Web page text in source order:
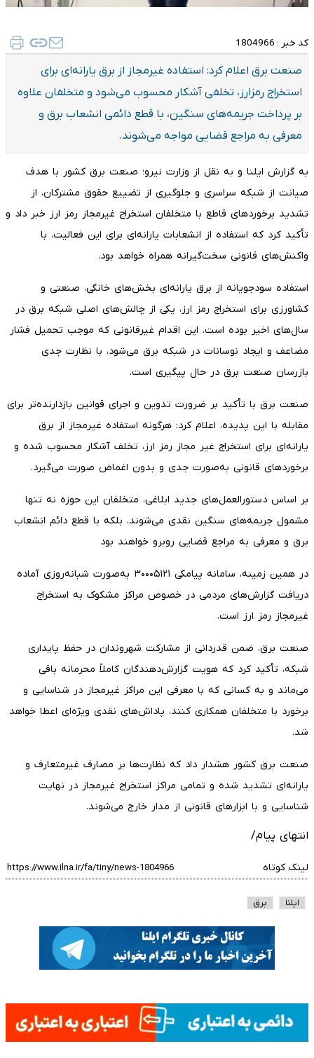
کد خبر : 1804966
صنعت برق اعلام کرد: استفاده غیرمجاز از برق یارانه‌ای برای
استخراج رمزارز، تخلفی آشکار محسوب می‌شود و متخلفان علاوه
بر پرداخت جریمه‌های سنگین، با قطع دائمی انشعاب برق و
معرفی به مراجع قضایی مواجه می‌شوند.
به گزارش ایلنا و به نقل از وزارت نیرو؛ صنعت برق کشور با هدف
صیانت از شبکه سراسری و جلوگیری از تضییع حقوق مشترکان، از
تشدید برخورد‌های قاطع با متخلفان استخراج غیرمجاز رمز ارز خبر داد و
تأکید کرد که استفاده از انشعابات یارانه‌ای برای این فعالیت، با
واکنش‌های قانونی سخت‌گیرانه همراه خواهد بود.
استفاده سودجویانه از برق یارانه‌ای بخش‌های خانگی، صنعتی و
کشاورزی برای استخراج رمز ارز، یکی از چالش‌های اصلی شبکه برق در
سال‌های اخیر بوده است. این اقدام غیرقانونی که موجب تحمیل فشار
مضاعف و ایجاد نوسانات در شبکه برق می‌شود، با نظارت جدی
بازرسان صنعت برق در حال پیگیری است.
صنعت برق با تأکید بر ضرورت تدوین و اجرای قوانین بازدارنده‌تر برای
مقابله با این پدیده، اعلام کرد: هرگونه استفاده غیرمجاز از برق
یارانه‌ای برای استخراج غیر مجاز رمز ارز، تخلف آشکار محسوب شده و
برخورد‌های قانونی به‌صورت جدی و بدون اغماض صورت می‌گیرد.
بر اساس دستورالعمل‌های جدید ابلاغی، متخلفان این حوزه نه تنها
مشمول جریمه‌های سنگین نقدی می‌شوند، بلکه با قطع دائم انشعاب
برق و معرفی به مراجع قضایی روبرو خواهند بود
در همین زمینه، سامانه پیامکی ۳۰۰۰۵۱۲۱ به‌صورت شبانه‌روزی آماده
دریافت گزارش‌های مردمی در خصوص مراکز مشکوک به استخراج
غیرمجاز رمز ارز است.
صنعت برق، ضمن قدردانی از مشارکت شهروندان در حفظ پایداری
شبکه، تأکید کرد که هویت گزارش‌دهندگان کاملاً محرمانه باقی
می‌ماند و به کسانی که با معرفی این مراکز غیرمجاز در شناسایی و
برخورد با متخلفان همکاری کنند، پاداش‌های نقدی ویژه‌ای اعطا خواهد
شد.
صنعت برق کشور هشدار داد که نظارت‌ها بر مصارف غیرمتعارف و
یارانه‌ای تشدید شده و تمامی مراکز استخراج غیرمجاز در نهایت
شناسایی و با ابزار‌های قانونی از مدار خارج می‌شوند.
انتهای پیام/
لینک کوتاه
ایلنا برق